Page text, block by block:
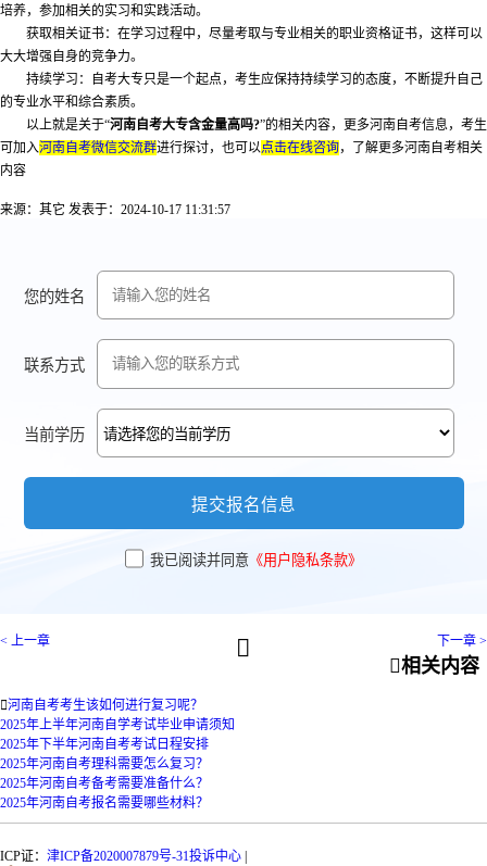
培养，参加相关的实习和实践活动。
获取相关证书：在学习过程中，尽量考取与专业相关的职业资格证书，这样可以
大大增强自身的竞争力。
持续学习：自考大专只是一个起点，考生应保持持续学习的态度，不断提升自己
的专业水平和综合素质。
以上就是关于“河南自考大专含金量高吗?”的相关内容，更多河南自考信息，考生
可加入河南自考微信交流群进行探讨，也可以点击在线咨询，了解更多河南自考相关
内容
来源：其它 发表于：2024-10-17 11:31:57
您的姓名
联系方式
当前学历
提交报名信息
我已阅读并同意 《用户隐私条款》
< 上一章  下一章 >
相关内容
河南自考考生该如何进行复习呢？
2025年上半年河南自学考试毕业申请须知
2025年下半年河南自考考试日程安排
2025年河南自考理科需要怎么复习？
2025年河南自考备考需要准备什么？
2025年河南自考报名需要哪些材料？
ICP证： 津ICP备2020007879号-31投诉中心